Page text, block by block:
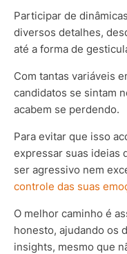
Participar de
diversos detalhes,
até a forma de
Com tantas variáveis
candidatos se sintam
acabem se perdendo.
Para evitar que isso
expressar suas ideias
ser agressivo nem
controle das suas
O melhor caminho é
honesto, ajudando os
insights, mesmo que